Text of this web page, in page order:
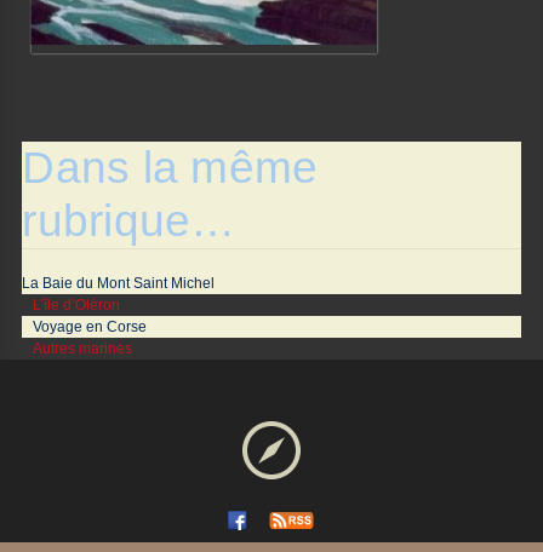
Dans la même
rubrique…
La Baie du Mont Saint Michel
L’île d’Oléron
Voyage en Corse
Autres marines